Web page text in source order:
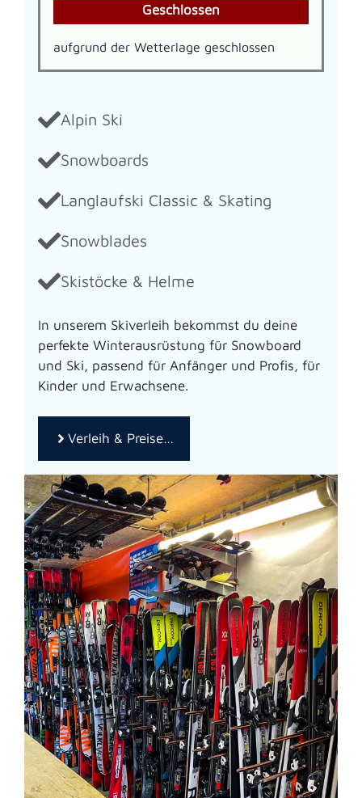
Geschlossen
aufgrund der Wetterlage geschlossen
Alpin Ski
Snowboards
Langlaufski Classic & Skating
Snowblades
Skistöcke & Helme
In unserem Skiverleih bekommst du deine
perfekte Winterausrüstung für Snowboard
und Ski, passend für Anfänger und Profis, für
Kinder und Erwachsene.
Verleih & Preise…